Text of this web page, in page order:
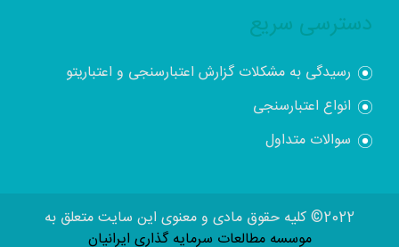
دسترسی سریع
رسیدگی به مشکلات گزارش اعتبارسنجی و اعتباریتو
انواع اعتبارسنجی
سوالات متداول
2022© کلیه حقوق مادی و معنوی این سایت متعلق به
موسسه مطالعات سرمایه گذاری ایرانیان